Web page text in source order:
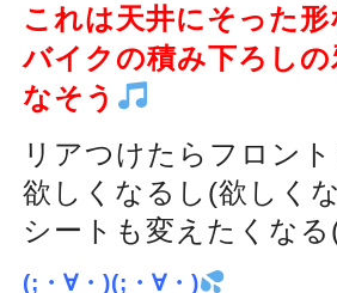
これは天井にそった
バイクの積み下ろしの
なそう
リアつけたらフロント
欲しくなるし(欲しく
シートも変えたくな
(;・∀・)(;・∀・)